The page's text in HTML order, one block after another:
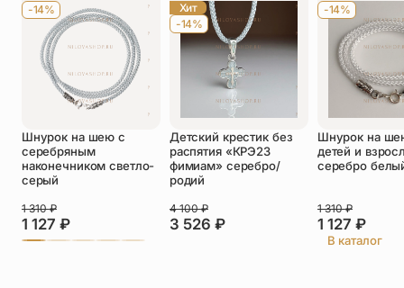
Оставить отзыв
Подтверждаю свое согласие с
политикой конфиденциальностии даю
согласие на обработку персональных
данных
Пока нет отзывов. Будьте первым!
-14%
Шнурок на шею с
серебряным
наконечником светло-
серый
1 127 ₽
1 310₽
Хит
-14%
Детский крестик без
распятия «КРЭ23
фимиам» серебро/
родий
3 526 ₽
4 100₽
-14%
Шнурок на
детей и
серебро
1 127 ₽
1 310₽
В каталог